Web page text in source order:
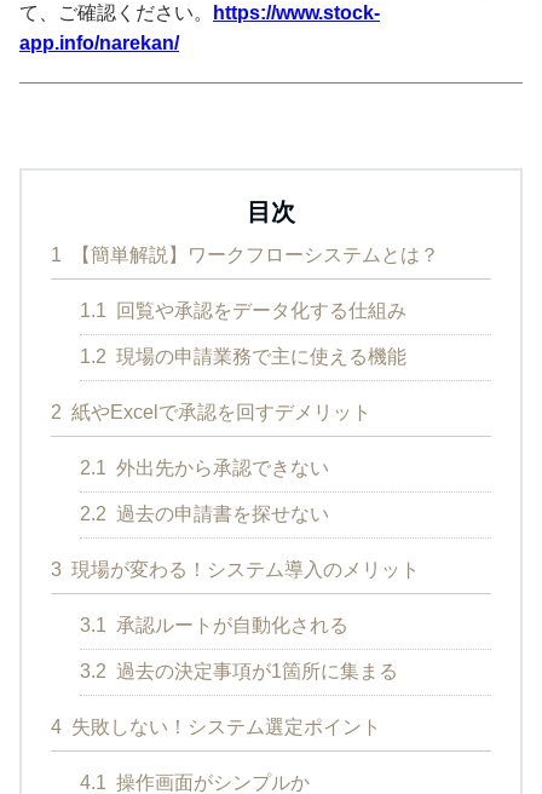
て、ご確認ください。
https://www.stock-
app.info/narekan/
目次
1 【簡単解説】ワークフローシステムとは？
1.1 回覧や承認をデータ化する仕組み
1.2 現場の申請業務で主に使える機能
2 紙やExcelで承認を回すデメリット
2.1 外出先から承認できない
2.2 過去の申請書を探せない
3 現場が変わる！システム導入のメリット
3.1 承認ルートが自動化される
3.2 過去の決定事項が1箇所に集まる
4 失敗しない！システム選定ポイント
4.1 操作画面がシンプルか